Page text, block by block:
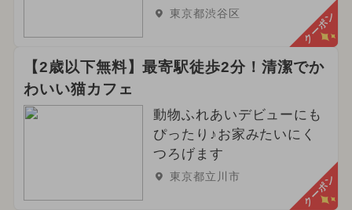
東京都渋谷区 クーポン
【2歳以下無料】最寄駅徒歩2分！清潔でか
わいい猫カフェ
動物ふれあいデビューにも
ぴったり♪お家みたいにく
つろげます
東京都立川市 クーポン